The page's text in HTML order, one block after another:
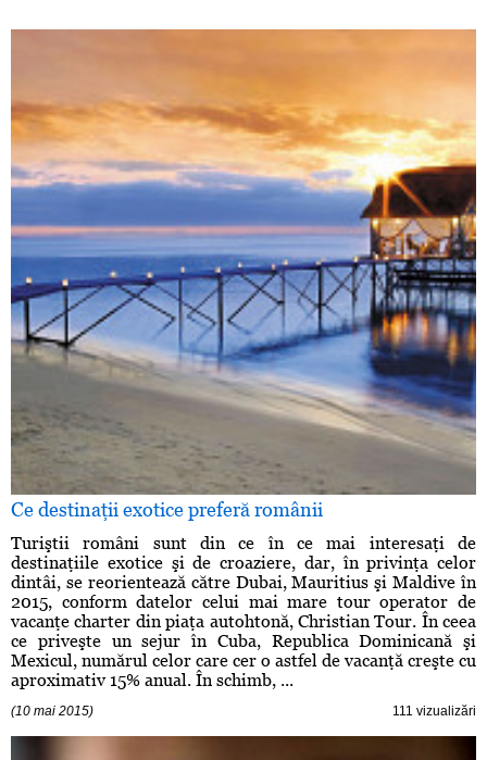
Ce destinaţii exotice preferă românii
Turiştii români sunt din ce în ce mai interesaţi de
destinaţiile exotice şi de croaziere, dar, în privinţa celor
dintâi, se reorientează către Dubai, Mauritius şi Maldive în
2015, conform datelor celui mai mare tour operator de
vacanţe charter din piaţa autohtonă, Christian Tour. În ceea
ce priveşte un sejur în Cuba, Republica Dominicană şi
Mexicul, numărul celor care cer o astfel de vacanţă creşte cu
aproximativ 15% anual. În schimb, ...
(10 mai 2015) 111 vizualizări